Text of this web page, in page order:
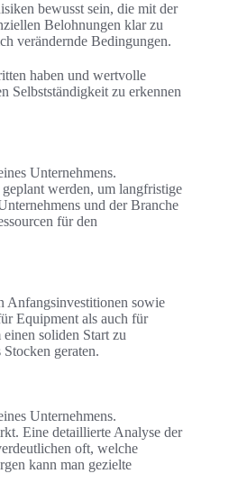
bewusst sein, die mit der
Belohnungen klar zu
verändernde Bedingungen.
haben und wertvolle
Selbstständigkeit zu erkennen
Unternehmens.
werden, um langfristige
und der Branche
für den
Anfangsinvestitionen sowie
Equipment als auch für
soliden Start zu
geraten.
Unternehmens.
Eine detaillierte Analyse der
oft, welche
kann man gezielte